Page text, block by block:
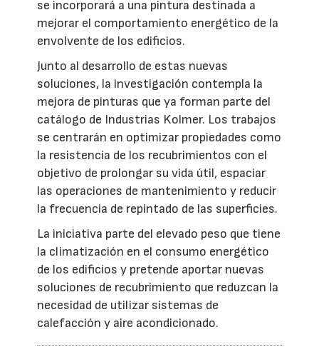
se incorporará a una pintura destinada a
mejorar el comportamiento energético de la
envolvente de los edificios.
Junto al desarrollo de estas nuevas
soluciones, la investigación contempla la
mejora de pinturas que ya forman parte del
catálogo de Industrias Kolmer. Los trabajos
se centrarán en optimizar propiedades como
la resistencia de los recubrimientos con el
objetivo de prolongar su vida útil, espaciar
las operaciones de mantenimiento y reducir
la frecuencia de repintado de las superficies.
La iniciativa parte del elevado peso que tiene
la climatización en el consumo energético
de los edificios y pretende aportar nuevas
soluciones de recubrimiento que reduzcan la
necesidad de utilizar sistemas de
calefacción y aire acondicionado.